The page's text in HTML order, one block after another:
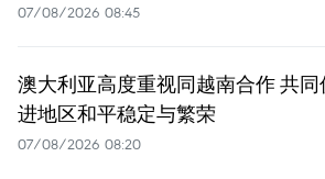
07/08/2026 08:45
澳大利亚高度重视同越南合作 共同
进地区和平稳定与繁荣
07/08/2026 08:20